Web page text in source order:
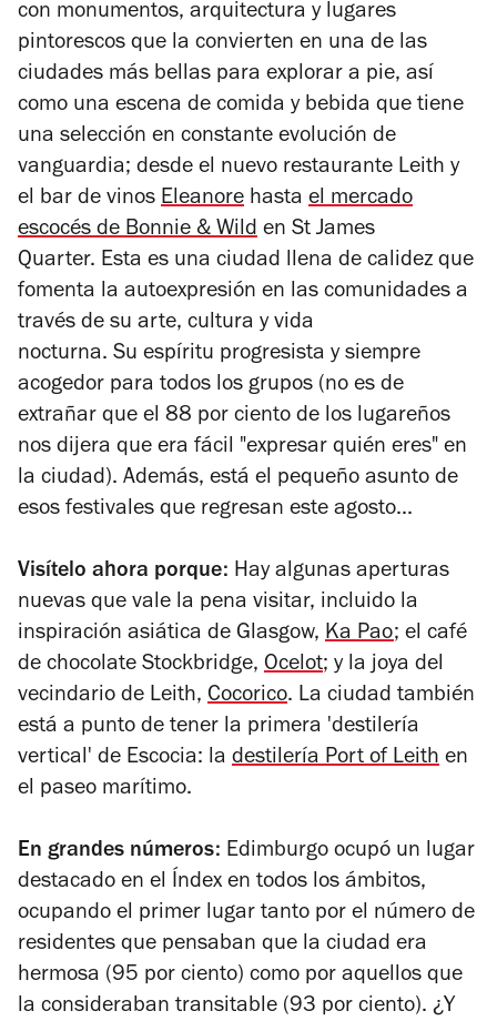
con monumentos, arquitectura y lugares
pintorescos que la convierten en una de las
ciudades más bellas para explorar a pie, así
como una escena de comida y bebida que tiene
una selección en constante evolución de
vanguardia; desde el nuevo restaurante Leith y
el bar de vinos Eleanore hasta el mercado
escocés de Bonnie & Wild en St James
Quarter. Esta es una ciudad llena de calidez que
fomenta la autoexpresión en las comunidades a
través de su arte, cultura y vida
nocturna. Su espíritu progresista y siempre
acogedor para todos los grupos (no es de
extrañar que el 88 por ciento de los lugareños
nos dijera que era fácil "expresar quién eres" en
la ciudad). Además, está el pequeño asunto de
esos festivales que regresan este agosto...
Visítelo ahora porque: Hay algunas aperturas
nuevas que vale la pena visitar, incluido la
inspiración asiática de Glasgow, Ka Pao; el café
de chocolate Stockbridge, Ocelot; y la joya del
vecindario de Leith, Cocorico. La ciudad también
está a punto de tener la primera 'destilería
vertical' de Escocia: la destilería Port of Leith en
el paseo marítimo.
En grandes números: Edimburgo ocupó un lugar
destacado en el Índex en todos los ámbitos,
ocupando el primer lugar tanto por el número de
residentes que pensaban que la ciudad era
hermosa (95 por ciento) como por aquellos que
la consideraban transitable (93 por ciento). ¿Y